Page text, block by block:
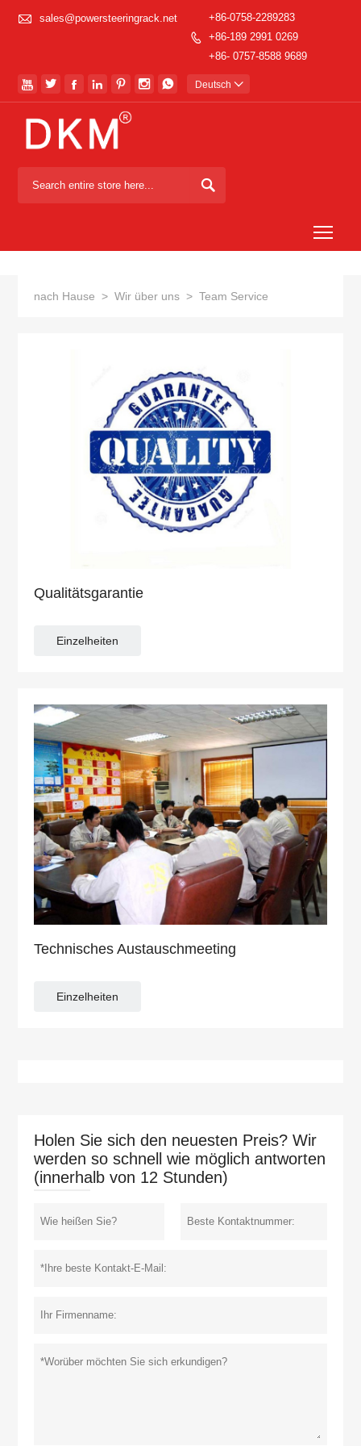
 sales@powersteeringrack.net

+86-0758-2289283
+86-189 2991 0269
+86- 0757-8588 9689
       Deutsch 

nach Hause > Wir über uns > Team Service
Qualitätsgarantie
Einzelheiten
Technisches Austauschmeeting
Einzelheiten
Holen Sie sich den neuesten Preis? Wir
werden so schnell wie möglich antworten
(innerhalb von 12 Stunden)